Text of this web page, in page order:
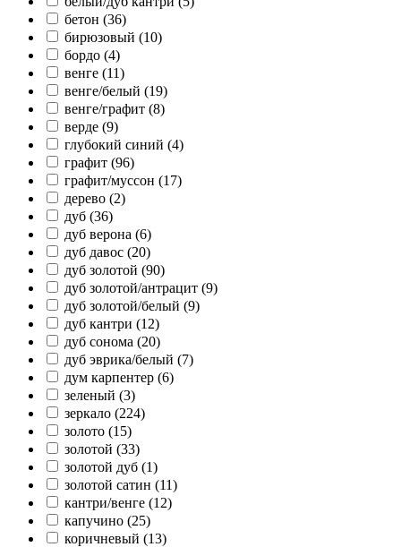
бетон (36)
бирюзовый (10)
бордо (4)
венге (11)
венге/белый (19)
венге/графит (8)
верде (9)
глубокий синий (4)
графит (96)
графит/муссон (17)
дерево (2)
дуб (36)
дуб верона (6)
дуб давос (20)
дуб золотой (90)
дуб золотой/антрацит (9)
дуб золотой/белый (9)
дуб кантри (12)
дуб сонома (20)
дуб эврика/белый (7)
дум карпентер (6)
зеленый (3)
зеркало (224)
золото (15)
золотой (33)
золотой дуб (1)
золотой сатин (11)
кантри/венге (12)
капучино (25)
коричневый (13)